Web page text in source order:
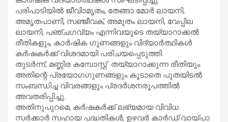
പരിപാടിയിൽ ജീവിാമൃതം, തേങ്ങാ മോർ ലായനി,
അമൃതപാണി, സഞ്ജീവക്, അമുതം ലായനി, വേപ്പില
ലായനി, പഞ്ചഗവ്യം എന്നിവയുടെ തയ്യാറാക്കൽ
രീതികളും, കാർഷിക ഗുണങ്ങളും വിദ്യാർത്ഥികൾ
കർഷകർക്ക് വിശദമായി പരിചയപ്പെടുത്തി.
തുടർന്ന്, മണ്ണിര കമ്പോസ്റ്റ് തയ്യാറാക്കുന്ന രീതിയും
അതിന്റെ പ്രയോഗഗുണങ്ങളും കൂടാതെ പുതയിടൽ
സംബന്ധിച്ച വിവരങ്ങളും പ്രദർശനരൂപത്തിൽ
അവതരിപ്പിച്ചു.
അതിനുപുറമെ, കർഷകർക്ക് ലഭ്യമായ വിവിധ
സർക്കാർ സഹായ പദ്ധതികൾ, ഉഴവർ കാർഡ്/വായ്പാ